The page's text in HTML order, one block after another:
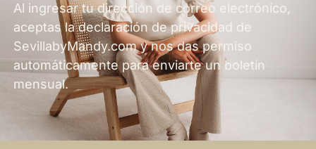
Al ingresar tu dirección de correo electrónico,
aceptas la declaración de privacidad de
SevillabyMandy.com y nos das permiso
automáticamente para enviarte un boletín
mensual.